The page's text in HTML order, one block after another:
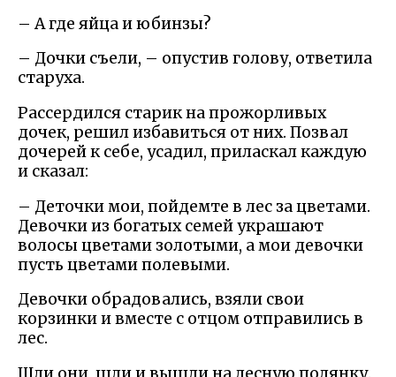
– А где яйца и юбинзы?
– Дочки съели, – опустив голову, ответила
старуха.
Рассердился старик на прожорливых
дочек, решил избавиться от них. Позвал
дочерей к себе, усадил, приласкал каждую
и сказал:
– Деточки мои, пойдемте в лес за цветами.
Девочки из богатых семей украшают
волосы цветами золотыми, а мои девочки
пусть цветами полевыми.
Девочки обрадовались, взяли свои
корзинки и вместе с отцом отправились в
лес.